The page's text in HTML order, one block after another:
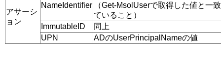
アサーシ
ョン
NameIdentifier
（Get-MsolUserで取得した値と一
ていること）
ImmutableID
同上
UPN
ADのUserPrincipalNameの値